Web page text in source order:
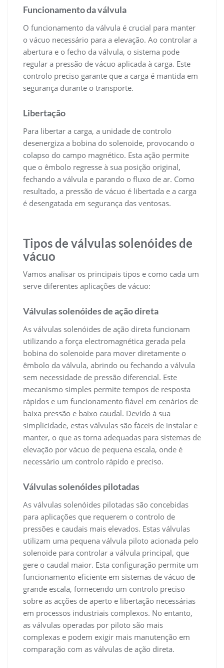
Funcionamento da válvula
O funcionamento da válvula é crucial para manter
o vácuo necessário para a elevação. Ao controlar a
abertura e o fecho da válvula, o sistema pode
regular a pressão de vácuo aplicada à carga. Este
controlo preciso garante que a carga é mantida em
segurança durante o transporte.
Libertação
Para libertar a carga, a unidade de controlo
desenergiza a bobina do solenoide, provocando o
colapso do campo magnético. Esta ação permite
que o êmbolo regresse à sua posição original,
fechando a válvula e parando o fluxo de ar. Como
resultado, a pressão de vácuo é libertada e a carga
é desengatada em segurança das ventosas.
Tipos de válvulas solenóides de
vácuo
Vamos analisar os principais tipos e como cada um
serve diferentes aplicações de vácuo:
Válvulas solenóides de ação direta
As válvulas solenóides de ação direta funcionam
utilizando a força electromagnética gerada pela
bobina do solenoide para mover diretamente o
êmbolo da válvula, abrindo ou fechando a válvula
sem necessidade de pressão diferencial. Este
mecanismo simples permite tempos de resposta
rápidos e um funcionamento fiável em cenários de
baixa pressão e baixo caudal. Devido à sua
simplicidade, estas válvulas são fáceis de instalar e
manter, o que as torna adequadas para sistemas de
elevação por vácuo de pequena escala, onde é
necessário um controlo rápido e preciso.
Válvulas solenóides pilotadas
As válvulas solenóides pilotadas são concebidas
para aplicações que requerem o controlo de
pressões e caudais mais elevados. Estas válvulas
utilizam uma pequena válvula piloto acionada pelo
solenoide para controlar a válvula principal, que
gere o caudal maior. Esta configuração permite um
funcionamento eficiente em sistemas de vácuo de
grande escala, fornecendo um controlo preciso
sobre as acções de aperto e libertação necessárias
em processos industriais complexos. No entanto,
as válvulas operadas por piloto são mais
complexas e podem exigir mais manutenção em
comparação com as válvulas de ação direta.